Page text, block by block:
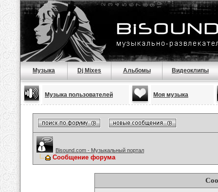
Музыка Dj Mixes Альбомы Видеоклипы
Музыка пользователей Моя музыка
Bisound.com - Музыкальный портал
Сообщение форума